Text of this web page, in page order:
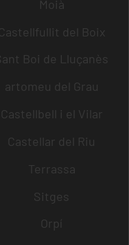
Moià
Castellfullit del Boix
Boi de Lluçanès
artomeu del Grau
Castellbell i el Vilar
Castellar del Riu
Terrassa
Sitges
Orpí